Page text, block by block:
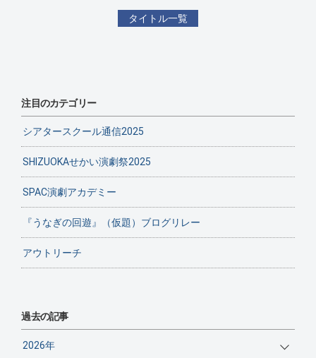
タイトル一覧
注目のカテゴリー
シアタースクール通信2025
SHIZUOKAせかい演劇祭2025
SPAC演劇アカデミー
『うなぎの回遊』（仮題）ブログリレー
アウトリーチ
過去の記事
2026年